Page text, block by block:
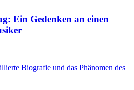
Ein Gedenken an einen